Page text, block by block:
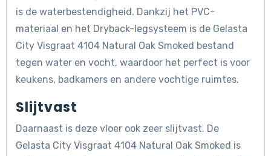
is de waterbestendigheid. Dankzij het PVC-
materiaal en het Dryback-legsysteem is de Gelasta
City Visgraat 4104 Natural Oak Smoked bestand
tegen water en vocht, waardoor het perfect is voor
keukens, badkamers en andere vochtige ruimtes.
Slijtvast
Daarnaast is deze vloer ook zeer slijtvast. De
Gelasta City Visgraat 4104 Natural Oak Smoked is